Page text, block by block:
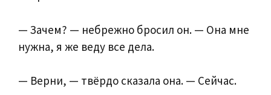
— Зачем? — небрежно бросил он. — Она мне
нужна, я же веду все дела.
— Верни, — твёрдо сказала она. — Сейчас.